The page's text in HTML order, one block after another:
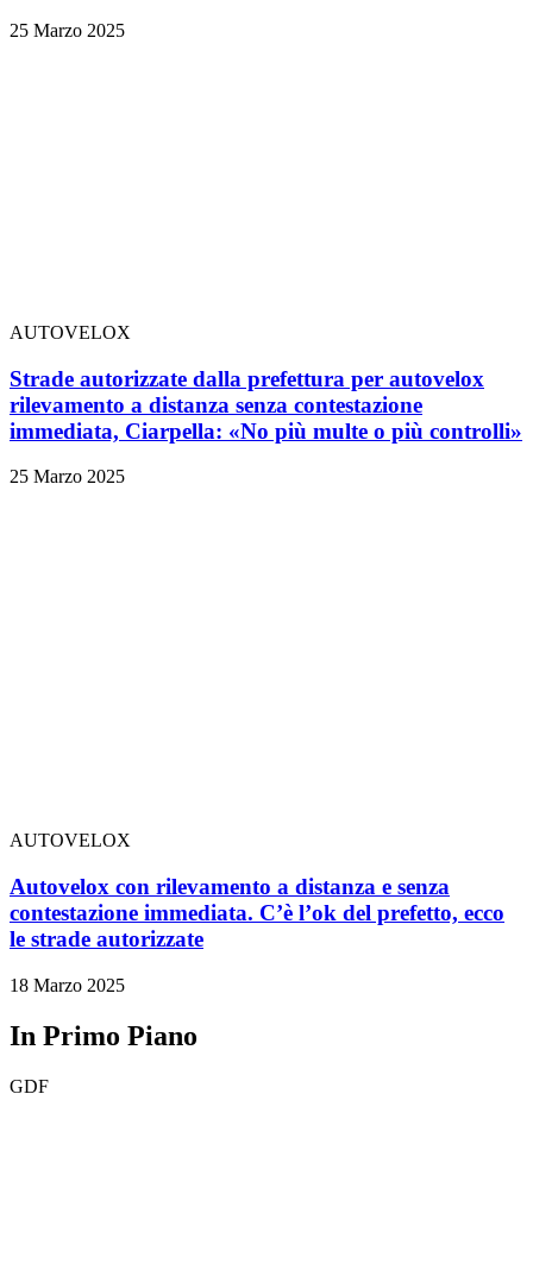
25 Marzo 2025
AUTOVELOX
Strade autorizzate dalla prefettura per autovelox
rilevamento a distanza senza contestazione
immediata, Ciarpella: «No più multe o più controlli»
25 Marzo 2025
AUTOVELOX
Autovelox con rilevamento a distanza e senza
contestazione immediata. C’è l’ok del prefetto, ecco
le strade autorizzate
18 Marzo 2025
In Primo Piano
GDF